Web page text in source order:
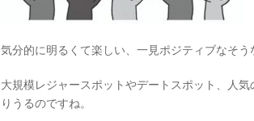
気分的に明るくて楽しい、一見ポジティブなそう
大規模レジャースポットやデートスポット、人
りうるのですね。